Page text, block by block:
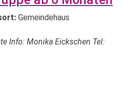
Gemeindehaus
Info: Monika Eickschen Tel: